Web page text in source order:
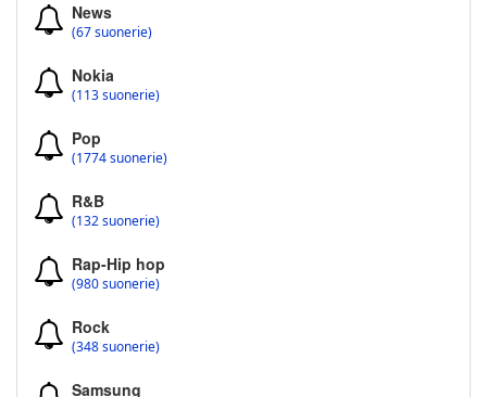
News
(67 suonerie)
Nokia
(113 suonerie)
Pop
(1774 suonerie)
R&B
(132 suonerie)
Rap-Hip hop
(980 suonerie)
Rock
(348 suonerie)
Samsung